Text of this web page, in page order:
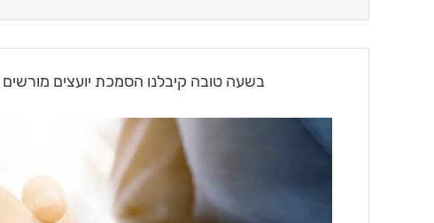
20.8.19 – בשעה טובה קיבלנו הסמכת יועצים